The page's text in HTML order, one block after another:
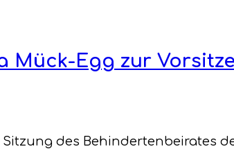
Mück-Egg zur
Sitzung des